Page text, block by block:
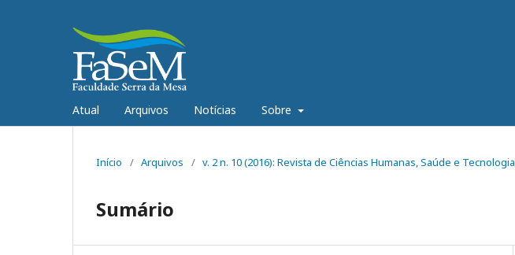
Atual Arquivos Notícias Sobre
Início / Arquivos / v. 2 n. 10 (2016): Revista de Ciências Humanas, Saúde e Tecnologia
Sumário